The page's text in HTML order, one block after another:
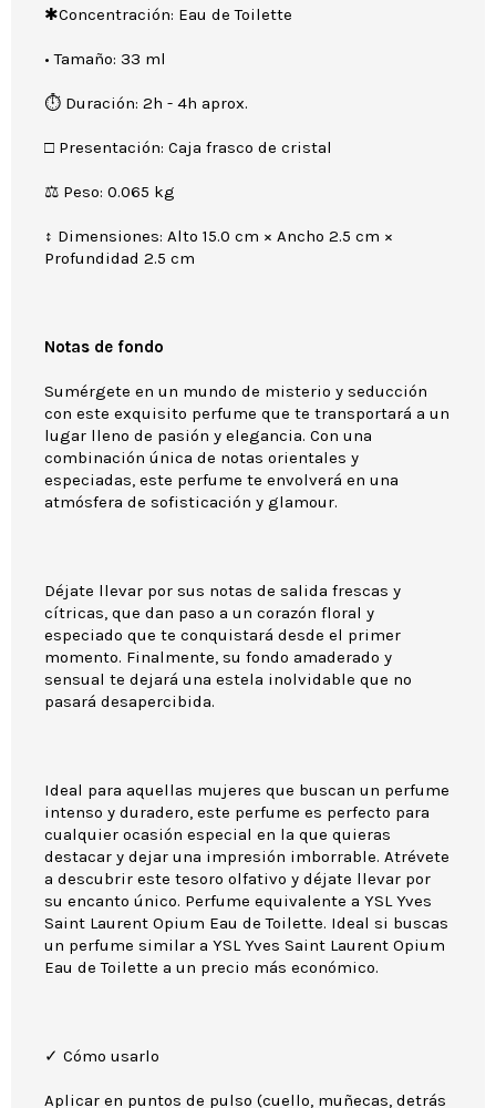
✱Concentración: Eau de Toilette
• Tamaño: 33 ml
⏱ Duración: 2h - 4h aprox.
□ Presentación: Caja frasco de cristal
⚖ Peso: 0.065 kg
↕ Dimensiones: Alto 15.0 cm × Ancho 2.5 cm ×
Profundidad 2.5 cm
Notas de fondo
Sumérgete en un mundo de misterio y seducción
con este exquisito perfume que te transportará a un
lugar lleno de pasión y elegancia. Con una
combinación única de notas orientales y
especiadas, este perfume te envolverá en una
atmósfera de sofisticación y glamour.
Déjate llevar por sus notas de salida frescas y
cítricas, que dan paso a un corazón floral y
especiado que te conquistará desde el primer
momento. Finalmente, su fondo amaderado y
sensual te dejará una estela inolvidable que no
pasará desapercibida.
Ideal para aquellas mujeres que buscan un perfume
intenso y duradero, este perfume es perfecto para
cualquier ocasión especial en la que quieras
destacar y dejar una impresión imborrable. Atrévete
a descubrir este tesoro olfativo y déjate llevar por
su encanto único. Perfume equivalente a YSL Yves
Saint Laurent Opium Eau de Toilette. Ideal si buscas
un perfume similar a YSL Yves Saint Laurent Opium
Eau de Toilette a un precio más económico.
✓ Cómo usarlo
Aplicar en puntos de pulso (cuello, muñecas, detrás